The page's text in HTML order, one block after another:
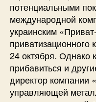
потенциальными
международной
украинским
приватизационного
24 октября. Однако
прибавиться и
директор компании
управляющей